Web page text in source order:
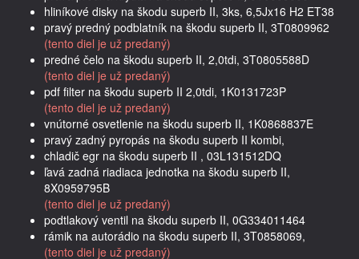
hliníkové disky na škodu superb II, 3ks, 6,5Jx16 H2 ET38
pravý predný podblatník na škodu superb II, 3T0809962
(tento diel je už predaný)
predné čelo na škodu superb II, 2,0tdi, 3T0805588D
(tento diel je už predaný)
pdf filter na škodu superb II 2,0tdi, 1K0131723P
(tento diel je už predaný)
vnútorné osvetlenie na škodu superb II, 1K0868837E
pravý zadný pyropás na škodu superb II kombi,
chladič egr na škodu superb II , 03L131512DQ
ľavá zadná riadiaca jednotka na škodu superb II,
8X0959795B
(tento diel je už predaný)
podtlakový ventil na škodu superb II, 0G334011464
rámik na autorádio na škodu superb II, 3T0858069,
(tento diel je už predaný)